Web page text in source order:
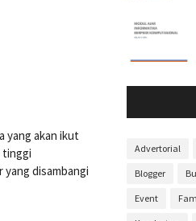
yang akan ikut
tinggi
yang disambangi
Advertorial
Blogger
Event